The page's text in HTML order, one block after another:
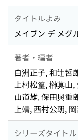
タイトルよみ
メイブン デ メグ
著者・編者
白洲正子, 和辻哲
上村松篁, 榊莫山,
山道雄, 保田與重
上靖, 西村公朝,
シリーズタイトル